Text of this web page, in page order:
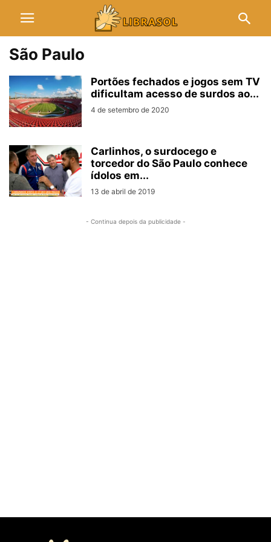
São Paulo
Portões fechados e jogos sem TV
dificultam acesso de surdos ao...
4 de setembro de 2020
Carlinhos, o surdocego e
torcedor do São Paulo conhece
ídolos em...
13 de abril de 2019
- Continua depois da publicidade -